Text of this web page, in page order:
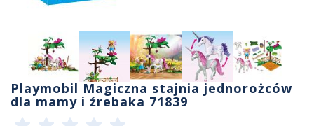
Playmobil Magiczna stajnia jednorożców
dla mamy i źrebaka 71839